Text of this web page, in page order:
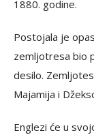
1880. godine.
Postojala je
zemljotresa bio
desilo.
Majamija i
Englezi će u